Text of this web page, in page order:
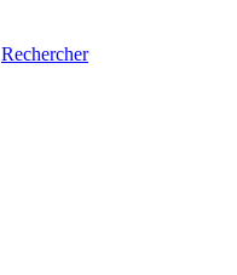
Rechercher